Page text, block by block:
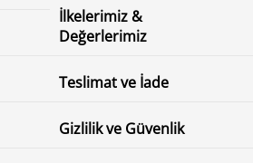
İlkelerimiz &
Değerlerimiz
Teslimat ve İade
Gizlilik ve Güvenlik